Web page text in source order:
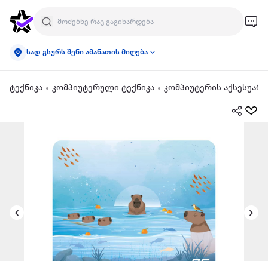
სად გსურს შენი ამანათის მიღება
ტექნიკა კომპიუტერული ტექნიკა კომპიუტერის